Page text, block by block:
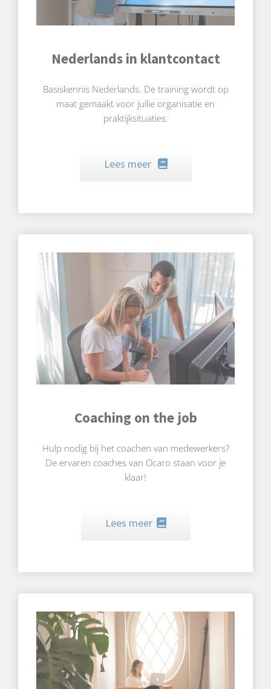
Nederlands in klantcontact
Basiskennis Nederlands. De training wordt op
maat gemaakt voor jullie organisatie en
praktijksituaties.
Lees meer
Coaching on the job
Hulp nodig bij het coachen van medewerkers?
De ervaren coaches van Ocaro staan voor je
klaar!
Lees meer